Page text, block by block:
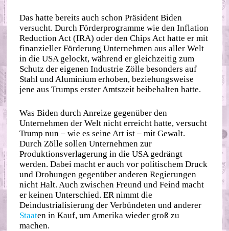
Das hatte bereits auch schon Präsident Biden
versucht. Durch Förderprogramme wie den Inflation
Reduction Act (IRA) oder den Chips Act hatte er mit
finanzieller Förderung Unternehmen aus aller Welt
in die USA gelockt, während er gleichzeitig zum
Schutz der eigenen Industrie Zölle besonders auf
Stahl und Aluminium erhoben, beziehungsweise
jene aus Trumps erster Amtszeit beibehalten hatte.
Was Biden durch Anreize gegenüber den
Unternehmen der Welt nicht erreicht hatte, versucht
Trump nun – wie es seine Art ist – mit Gewalt.
Durch Zölle sollen Unternehmen zur
Produktionsverlagerung in die USA gedrängt
werden. Dabei macht er auch vor politischem Druck
und Drohungen gegenüber anderen Regierungen
nicht Halt. Auch zwischen Freund und Feind macht
er keinen Unterschied. ER nimmt die
Deindustrialisierung der Verbündeten und anderer
Staaten in Kauf, um Amerika wieder groß zu
machen.